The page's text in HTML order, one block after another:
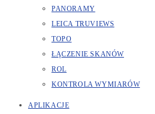
PANORAMY
LEICA TRUVIEWS
TOPO
ŁĄCZENIE SKANÓW
ROL
KONTROLA WYMIARÓW
APLIKACJE